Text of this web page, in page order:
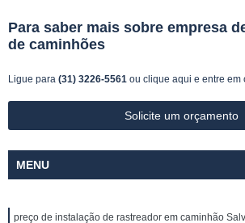
Para saber mais sobre empresa
de caminhões
Ligue para (31) 3226-5561 ou clique aqui e entre em
Solicite um orçamento
MENU
preço de instalação de rastreador em caminhão